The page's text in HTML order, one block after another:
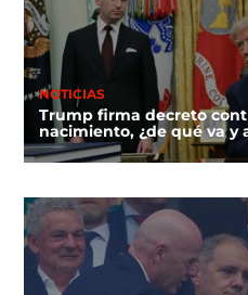
NOTICIAS
Trump firma decreto
nacimiento, ¿de qué va y